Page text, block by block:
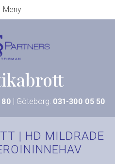
80 | Göteborg: 031-300 05 50
| HD MILDRADE